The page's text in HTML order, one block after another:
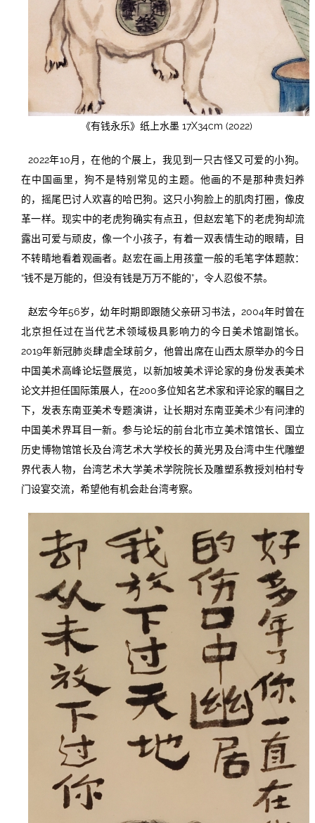
《有钱永乐》纸上水墨 17X34cm (2022)
2022年10月，在他的个展上，我见到一只古怪又可爱的小狗。
在中国画里，狗不是特别常见的主题。他画的不是那种贵妇养
的，摇尾巴讨人欢喜的哈巴狗。这只小狗脸上的肌肉打圈，像皮
革一样。现实中的老虎狗确实有点丑，但赵宏笔下的老虎狗却流
露出可爱与顽皮，像一个小孩子，有着一双表情生动的眼睛，目
不转睛地看着观画者。赵宏在画上用孩童一般的毛笔字体题款：
“钱不是万能的，但没有钱是万万不能的”，令人忍俊不禁。
赵宏今年56岁，幼年时期即跟随父亲研习书法，2004年时曾在
北京担任过在当代艺术领域极具影响力的今日美术馆副馆长。
2019年新冠肺炎肆虐全球前夕，他曾出席在山西太原举办的今日
中国美术高峰论坛暨展览，以新加坡美术评论家的身份发表美术
论文并担任国际策展人，在200多位知名艺术家和评论家的瞩目之
下，发表东南亚美术专题演讲，让长期对东南亚美术少有问津的
中国美术界耳目一新。参与论坛的前台北市立美术馆馆长、国立
历史博物馆馆长及台湾艺术大学校长的黄光男及台湾中生代雕塑
界代表人物，台湾艺术大学美术学院院长及雕塑系教授刘柏村专
门设宴交流，希望他有机会赴台湾考察。